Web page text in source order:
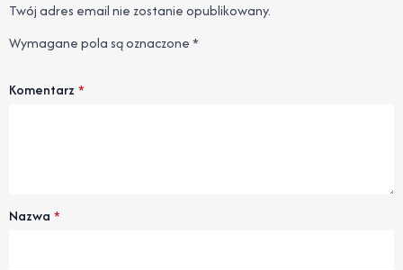
Twój adres email nie zostanie opublikowany.
Wymagane pola są oznaczone*
Komentarz *
Nazwa *